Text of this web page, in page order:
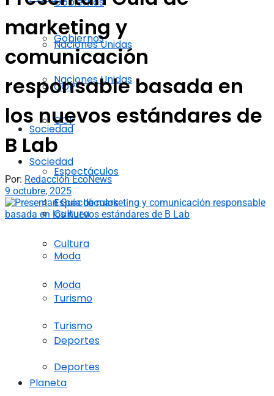
Naciones Unidas
COP
Sociedad
Espectáculos
Cultura
Moda
Turismo
Deportes
Planeta
Gobiernos
Naciones Unidas
COP
Sociedad
Espectáculos
Cultura
Moda
Turismo
Deportes
marketing y
comunicación
responsable basada en
los nuevos estándares de
B Lab
Por: Redacción EcoNews
9 octubre, 2025